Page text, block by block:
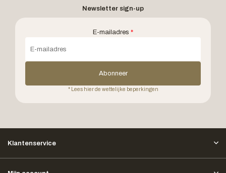
Newsletter sign-up
E-mailadres *
Abonneer
* Lees hier de wettelijke beperkingen
Klantenservice